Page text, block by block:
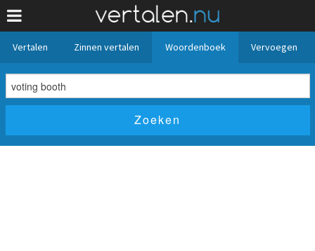
Vertalen Zinnen vertalen Woordenboek Vervoegen